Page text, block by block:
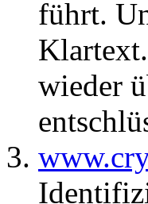
führt.
wieder